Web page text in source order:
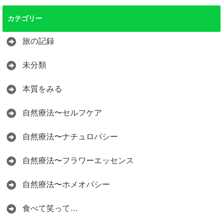
カテゴリー
旅の記録
未分類
本質をみる
自然療法〜セルフケア
自然療法〜ナチュロパシー
自然療法〜フラワーエッセンス
自然療法〜ホメオパシー
食べて笑って…